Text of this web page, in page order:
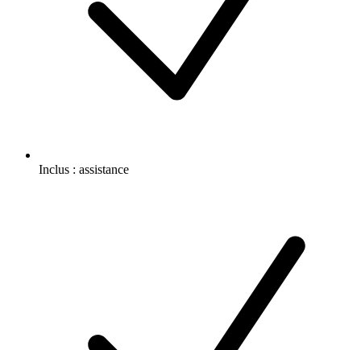
Inclus : assistance